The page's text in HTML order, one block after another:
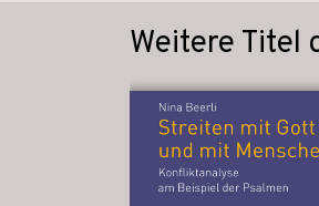
Weitere Titel